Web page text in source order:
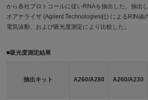
から各社プロトコールに従いRNAを抽出した。抽出
オアナライザ (Agilent Technologies社) によるRIN値
電気泳動、および吸光度測定により比較した。
■吸光度測定結果
抽出キット A260/A280 A260/A230